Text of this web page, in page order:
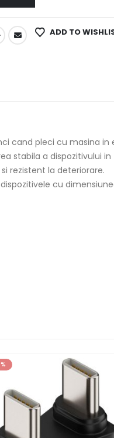
ADD TO
cand pleci cu masina in
stabila a dispozitivului
rezistent la deteriorare.
cu